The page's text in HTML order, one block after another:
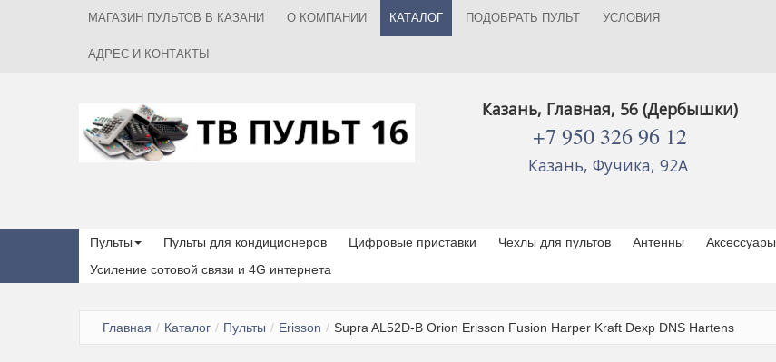
МАГАЗИН ПУЛЬТОВ В КАЗАНИ О КОМПАНИИ КАТАЛОГ ПОДОБРАТЬ ПУЛЬТ УСЛОВИЯ
АДРЕС И КОНТАКТЫ
Казань, Главная, 56 (Дербышки)
+7 950 326 96 12
Казань, Фучика, 92А
Пульты Пульты для кондиционеров Цифровые приставки Чехлы для пультов Антенны Аксессуары
Усиление сотовой связи и 4G интернета
Главная / Каталог / Пульты / Erisson / Supra AL52D-B Orion Erisson Fusion Harper Kraft Dexp DNS Hartens